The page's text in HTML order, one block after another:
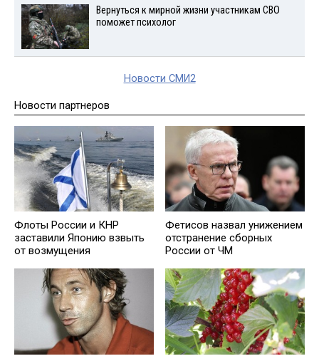
Вернуться к мирной жизни участникам СВО
поможет психолог
Новости СМИ2
Новости партнеров
Флоты России и КНР
заставили Японию взвыть
от возмущения
Фетисов назвал унижением
отстранение сборных
России от ЧМ